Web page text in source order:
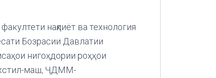
нақлиёт ва технология
Бозрасии Давлатии
нигоҳдории роҳҳои
маш, ҶДММ-